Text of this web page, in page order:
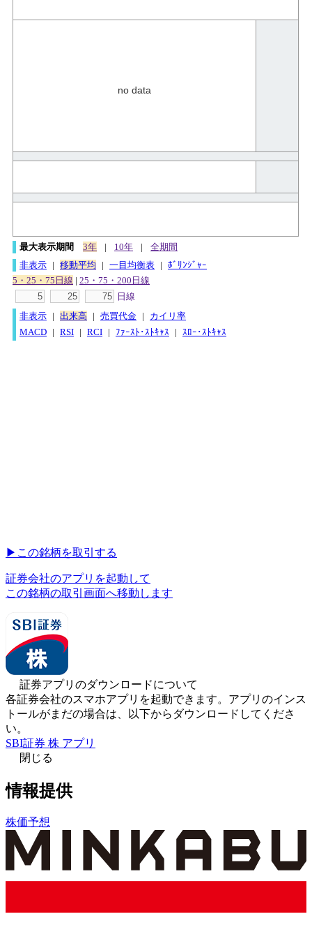
no data
最大表示期間 3年 | 10年 |
全期間
非表示 | 移動平均 | 一目均衡表 | ﾎﾞﾘﾝｼﾞｬｰ
5・25・75日線 | 25・75・200日線
日線
非表示 | 出来高 | 売買代金 |
カイリ率
MACD | RSI | RCI | ﾌｧｰｽﾄ･ｽﾄｷｬｽ | ｽﾛｰ･ｽﾄｷｬｽ
▶︎ この銘柄を取引する
証券会社のアプリを起動して
この銘柄の取引画面へ移動します
証券アプリのダウンロードについて
各証券会社のスマホアプリを起動できます。アプリのインス
トールがまだの場合は、以下からダウンロードしてくださ
い。
SBI証券 株 アプリ
閉じる
情報提供
株価予想